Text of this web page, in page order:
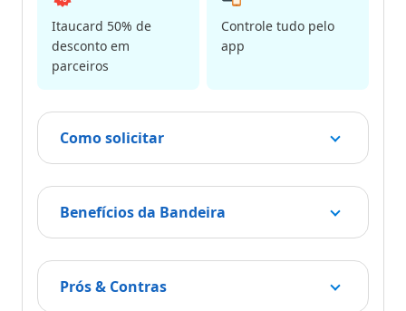
Itaucard 50% de
desconto em
parceiros
Controle tudo pelo
app
Como solicitar
Benefícios da Bandeira
Prós & Contras